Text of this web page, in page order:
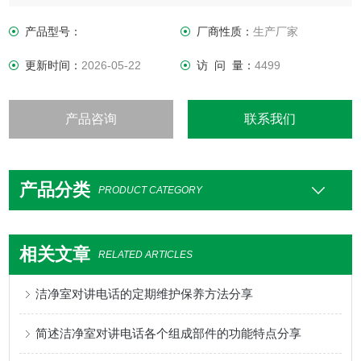
产品型号： 厂商性质： 生产厂家
更新时间：2026-05-22 访 问 量： 4499
产品咨询 联系我们
产品分类 PRODUCT CATEGORY
相关文章 RELATED ARTICLES
洁净室对讲电话的定期维护保养方法分享
简述洁净室对讲电话各个组成部件的功能特点分享